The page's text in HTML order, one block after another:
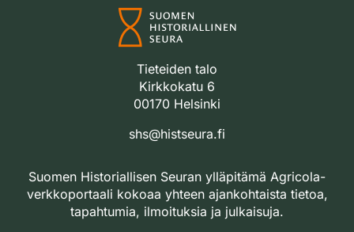
Tieteiden talo
Kirkkokatu 6
00170 Helsinki
shs@histseura.fi
Suomen Historiallisen Seuran ylläpitämä Agricola-
verkkoportaali kokoaa yhteen ajankohtaista tietoa,
tapahtumia, ilmoituksia ja julkaisuja.